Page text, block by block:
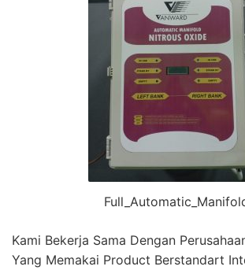
Kami Bekerja Sama Dengan
Yang Memakai Product Berstandart